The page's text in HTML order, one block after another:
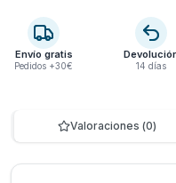
Envío gratis
Pedidos +30€ 14 días
Valoraciones (0)